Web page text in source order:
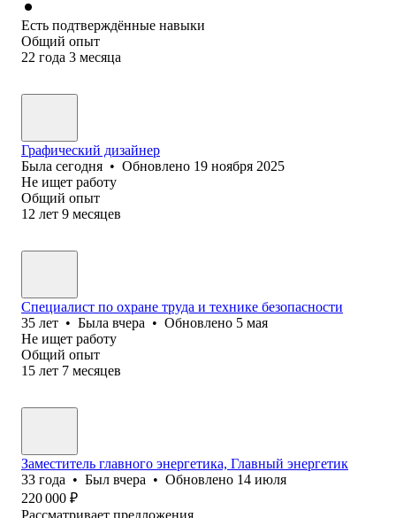
Есть подтверждённые навыки
Общий опыт
22 года 3 месяца
Графический дизайнер
Была сегодня • Обновлено 19 ноября 2025
Не ищет работу
Общий опыт
12 лет 9 месяцев
Специалист по охране труда и технике безопасности
35 лет • Была вчера • Обновлено 5 мая
Не ищет работу
Общий опыт
15 лет 7 месяцев
Заместитель главного энергетика, Главный энергетик
33 года • Был вчера • Обновлено 14 июля
220 000 ₽
Рассматривает предложения